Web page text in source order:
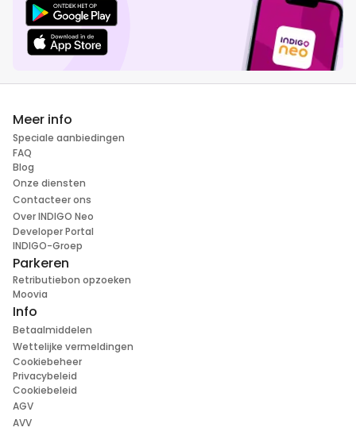
Meer info
Speciale aanbiedingen
FAQ
Blog
Onze diensten
Contacteer ons
Over INDIGO Neo
Developer Portal
INDIGO-Groep
Parkeren
Retributiebon opzoeken
Moovia
Info
Betaalmiddelen
Wettelijke vermeldingen
Cookiebeheer
Privacybeleid
Cookiebeleid
AGV
AVV